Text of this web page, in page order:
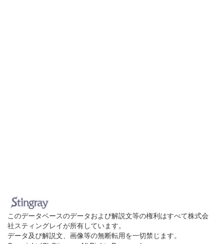
このデータベースのデータおよび解説文等の権利はすべて株式会
社スティングレイが所有しています。
データ及び解説文、画像等の無断転用を一切禁じます。